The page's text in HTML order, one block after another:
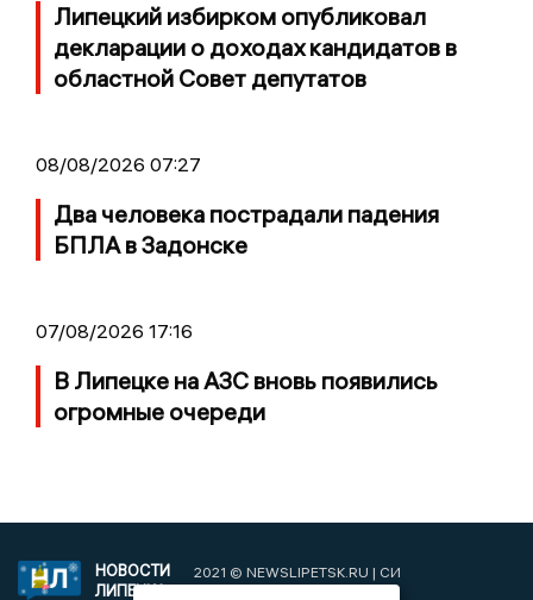
Липецкий избирком опубликовал
декларации о доходах кандидатов в
областной Совет депутатов
08/08/2026 07:27
Два человека пострадали падения
БПЛА в Задонске
07/08/2026 17:16
В Липецке на АЗС вновь появились
огромные очереди
НОВОСТИ
ЛИПЕЦКА
2021 © NEWSLIPETSK.RU | СИ